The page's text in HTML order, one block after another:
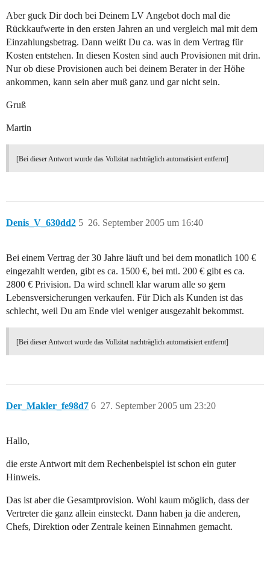
Aber guck Dir doch bei Deinem LV Angebot doch mal die
Rückkaufwerte in den ersten Jahren an und vergleich mal mit dem
Einzahlungsbetrag. Dann weißt Du ca. was in dem Vertrag für
Kosten entstehen. In diesen Kosten sind auch Provisionen mit drin.
Nur ob diese Provisionen auch bei deinem Berater in der Höhe
ankommen, kann sein aber muß ganz und gar nicht sein.
Gruß
Martin
[Bei dieser Antwort wurde das Vollzitat nachträglich automatisiert entfernt]
Denis_V_630dd2 26. September 2005 um 16:40
5
Bei einem Vertrag der 30 Jahre läuft und bei dem monatlich 100 €
eingezahlt werden, gibt es ca. 1500 €, bei mtl. 200 € gibt es ca.
2800 € Privision. Da wird schnell klar warum alle so gern
Lebensversicherungen verkaufen. Für Dich als Kunden ist das
schlecht, weil Du am Ende viel weniger ausgezahlt bekommst.
[Bei dieser Antwort wurde das Vollzitat nachträglich automatisiert entfernt]
Der_Makler_fe98d7 27. September 2005 um 23:20
6
Hallo,
die erste Antwort mit dem Rechenbeispiel ist schon ein guter
Hinweis.
Das ist aber die Gesamtprovision. Wohl kaum möglich, dass der
Vertreter die ganz allein einsteckt. Dann haben ja die anderen,
Chefs, Direktion oder Zentrale keinen Einnahmen gemacht.